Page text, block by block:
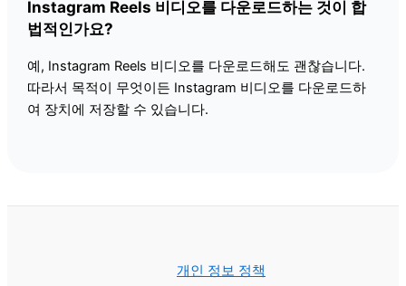
Instagram Reels 비디오를 다운로드하는 것이 합
법적인가요?
예, Instagram Reels 비디오를 다운로드해도 괜찮습니다.
따라서 목적이 무엇이든 Instagram 비디오를 다운로드하
여 장치에 저장할 수 있습니다.
개인 정보 정책